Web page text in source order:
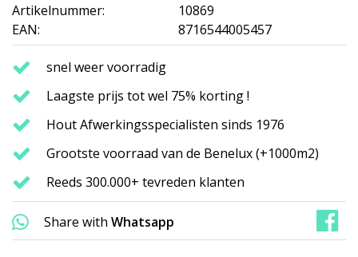
Artikelnummer:
10869
EAN:
8716544005457
snel weer voorradig
Laagste prijs tot wel 75% korting !
Hout Afwerkingsspecialisten sinds 1976
Grootste voorraad van de Benelux (+1000m2)
Reeds 300.000+ tevreden klanten
Share with Whatsapp